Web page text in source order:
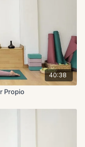
40:38
Propio